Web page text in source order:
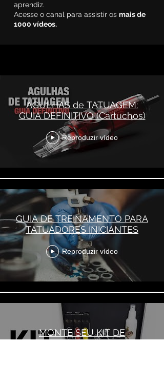
aprendiz.
Acesse o canal para assistir os mais de
1000 vídeos.
AGULHAS de TATUAGEM:
GUIA DEFINITIVO (Cartuchos)
Reproduzir vídeo
GUIA DE TREINAMENTO PARA
TATUADORES INICIANTES
Reproduzir vídeo
MONTE SEU KIT DE
TATUADOR INICIANTE